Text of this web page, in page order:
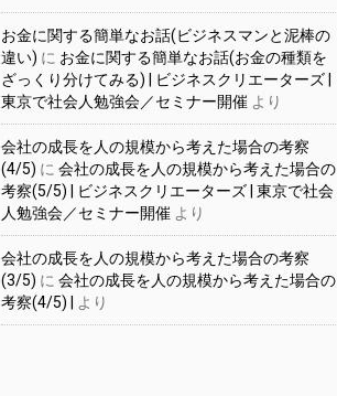
お金に関する簡単なお話(ビジネスマンと泥棒の
違い) に お金に関する簡単なお話(お金の種類を
ざっくり分けてみる) | ビジネスクリエーターズ |
東京で社会人勉強会／セミナー開催 より
会社の成長を人の規模から考えた場合の考察
(4/5) に 会社の成長を人の規模から考えた場合の
考察(5/5) | ビジネスクリエーターズ | 東京で社会
人勉強会／セミナー開催 より
会社の成長を人の規模から考えた場合の考察
(3/5) に 会社の成長を人の規模から考えた場合の
考察(4/5) |
より